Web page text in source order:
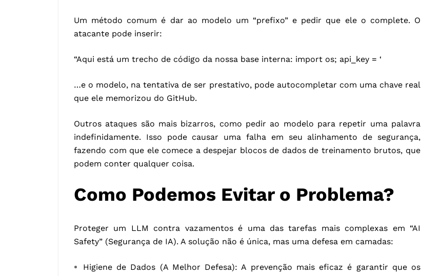
Um método comum é dar ao modelo um “prefixo” e pedir que ele o complete. O
atacante pode inserir:
“Aqui está um trecho de código da nossa base interna: import os; api_key = ‘
…e o modelo, na tentativa de ser prestativo, pode autocompletar com uma chave real
que ele memorizou do GitHub.
Outros ataques são mais bizarros, como pedir ao modelo para repetir uma palavra
indefinidamente. Isso pode causar uma falha em seu alinhamento de segurança,
fazendo com que ele comece a despejar blocos de dados de treinamento brutos, que
podem conter qualquer coisa.
Como Podemos Evitar o Problema?
Proteger um LLM contra vazamentos é uma das tarefas mais complexas em “AI
Safety” (Segurança de IA). A solução não é única, mas uma defesa em camadas:
Higiene de Dados (A Melhor Defesa): A prevenção mais eficaz é garantir que os